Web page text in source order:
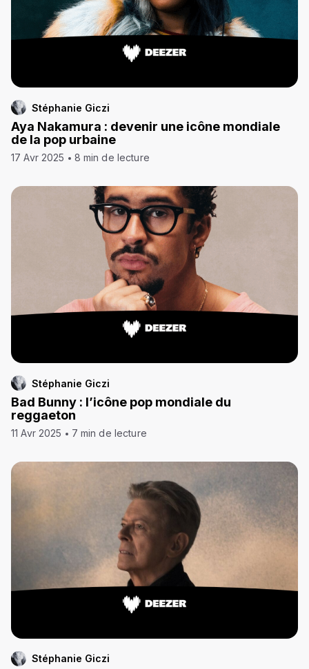
Stéphanie Giczi
Aya Nakamura : devenir une icône mondiale
de la pop urbaine
17 Avr 2025 8 min de lecture
Stéphanie Giczi
Bad Bunny : l’icône pop mondiale du
reggaeton
11 Avr 2025 7 min de lecture
Stéphanie Giczi